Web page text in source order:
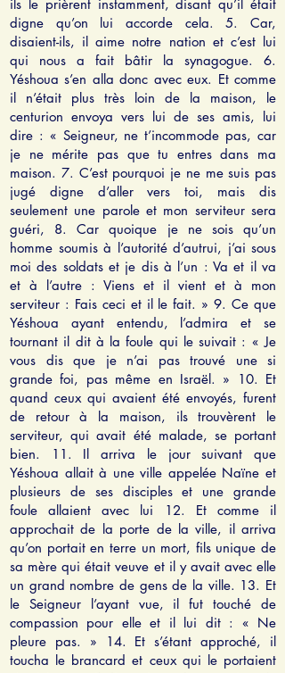
ils le prièrent instamment, disant qu’il était
digne qu’on lui accorde cela. 5. Car,
disaient-ils, il aime notre nation et c’est lui
qui nous a fait bâtir la synagogue. 6.
Yéshoua s’en alla donc avec eux. Et comme
il n’était plus très loin de la maison, le
centurion envoya vers lui de ses amis, lui
dire : « Seigneur, ne t’incommode pas, car
je ne mérite pas que tu entres dans ma
maison. 7. C’est pourquoi je ne me suis pas
jugé digne d’aller vers toi, mais dis
seulement une parole et mon serviteur sera
guéri, 8. Car quoique je ne sois qu’un
homme soumis à l’autorité d’autrui, j’ai sous
moi des soldats et je dis à l’un : Va et il va
et à l’autre : Viens et il vient et à mon
serviteur : Fais ceci et il le fait. » 9. Ce que
Yéshoua ayant entendu, l’admira et se
tournant il dit à la foule qui le suivait : « Je
vous dis que je n’ai pas trouvé une si
grande foi, pas même en Israël. » 10. Et
quand ceux qui avaient été envoyés, furent
de retour à la maison, ils trouvèrent le
serviteur, qui avait été malade, se portant
bien. 11. Il arriva le jour suivant que
Yéshoua allait à une ville appelée Naïne et
plusieurs de ses disciples et une grande
foule allaient avec lui 12. Et comme il
approchait de la porte de la ville, il arriva
qu’on portait en terre un mort, fils unique de
sa mère qui était veuve et il y avait avec elle
un grand nombre de gens de la ville. 13. Et
le Seigneur l’ayant vue, il fut touché de
compassion pour elle et il lui dit : « Ne
pleure pas. » 14. Et s’étant approché, il
toucha le brancard et ceux qui le portaient